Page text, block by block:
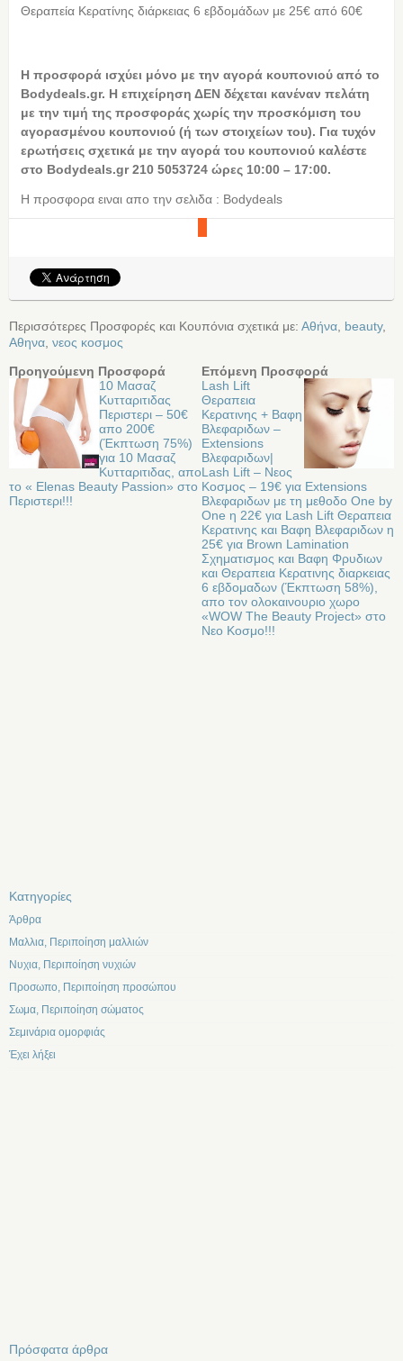
Θεραπεία Κερατίνης διάρκειας 6 εβδομάδων με 25€ από 60€
Η προσφορά ισχύει μόνο με την αγορά κουπονιού από τo
Bodydeals.gr. Η επιχείρηση ΔΕΝ δέχεται κανέναν πελάτη
με την τιμή της προσφοράς χωρίς την προσκόμιση του
αγορασμένου κουπονιού (ή των στοιχείων του). Για τυχόν
ερωτήσεις σχετικά με την αγορά του κουπονιού καλέστε
στο Bodydeals.gr 210 5053724 ώρες 10:00 – 17:00.
Η προσφορα ειναι απο την σελιδα : Bodydeals
Περισσότερες Προσφορές και Κουπόνια σχετικά με: Αθήνα, beauty,
Αθηνα, νεος κοσμος
Προηγούμενη Προσφορά
10 Μασαζ
Κυτταριτιδας
Περιστερι – 50€
απο 200€
(Έκπτωση 75%)
για 10 Μασαζ
Κυτταριτιδας, απο
το « Elenas Beauty Passion» στο
Περιστερι!!!
Επόμενη Προσφορά
Lash Lift
Θεραπεια
Κερατινης + Βαφη
Βλεφαριδων –
Extensions
Βλεφαριδων|
Lash Lift – Νεος
Κοσμος – 19€ για Extensions
Βλεφαριδων με τη μεθοδο Οne by
Οne η 22€ για Lash Lift Θεραπεια
Κερατινης και Βαφη Βλεφαριδων η
25€ για Brown Lamination
Σχηματισμος και Βαφη Φρυδιων
και Θεραπεια Κερατινης διαρκειας
6 εβδομαδων (Έκπτωση 58%),
απο τον ολοκαινουριο χωρο
«WOW The Beauty Project» στo
Νεο Κοσμο!!!
Kατηγορίες
Άρθρα
Μαλλια, Περιποίηση μαλλιών
Νυχια, Περιποίηση νυχιών
Προσωπο, Περιποίηση προσώπου
Σωμα, Περιποίηση σώματος
Σεμινάρια ομορφιάς
Έχει λήξει
Πρόσφατα άρθρα